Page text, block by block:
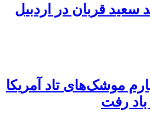
سعید قربان در اردبیل
موشک‌های تاد آمریکا